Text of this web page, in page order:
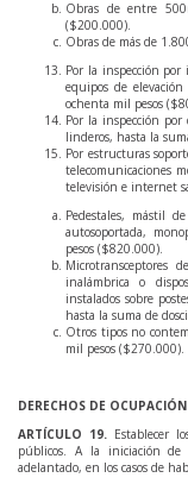
Obras de entre
($200.000).
Obras de más de
Por la inspección por
equipos de
ochenta mil pesos
Por la inspección
linderos, hasta la
Por estructuras
telecomunicaciones
televisión e internet
Pedestales, mástil
autosoportada,
pesos ($820.000).
Microtransceptores
inalámbrica o
instalados sobre
hasta la suma de
Otros tipos no
mil pesos ($270.000).
DERECHOS DE
ARTÍCULO 19. Establecer
públicos. A la iniciación
adelantado, en los casos de